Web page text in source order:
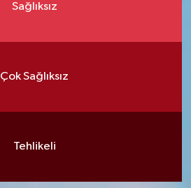
Sağlıksız
Çok Sağlıksız
Tehlikeli